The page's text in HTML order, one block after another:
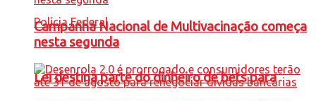
Lei destina parte do dinheiro de bets para
Campanha Nacional de Multivacinação começa
nesta segunda